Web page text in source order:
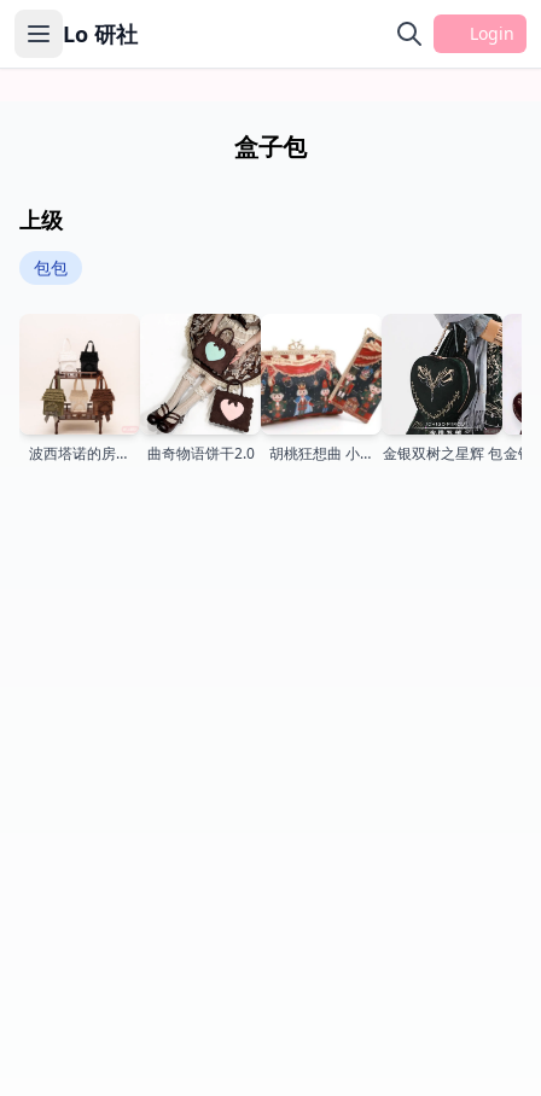
Lo 研社 Login
盒子包
上级
包包
波西塔诺的房子
曲奇物语饼干2.0
胡桃狂想曲 小物 金银双树之星辉 包金银